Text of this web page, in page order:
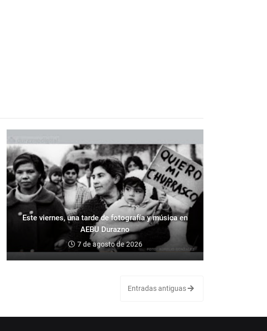
Este viernes, una tarde de fotografía y música en
AEBU Durazno
7 de agosto de 2026
Entradas antiguas